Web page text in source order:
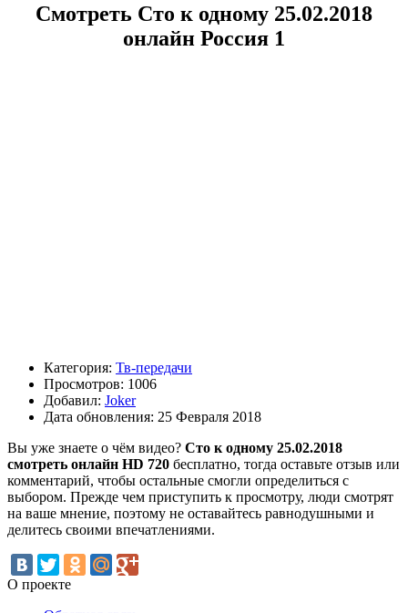
Смотреть Сто к одному 25.02.2018
онлайн Россия 1
Категория: Тв-передачи
Просмотров: 1006
Добавил: Joker
Дата обновления: 25 Февраля 2018
Вы уже знаете о чём видео? Сто к одному 25.02.2018
смотреть онлайн HD 720 бесплатно, тогда оставьте отзыв или
комментарий, чтобы остальные смогли определиться с
выбором. Прежде чем приступить к просмотру, люди смотрят
на ваше мнение, поэтому не оставайтесь равнодушными и
делитесь своими впечатлениями.
О проекте